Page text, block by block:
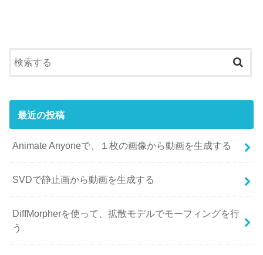
最近の投稿
Animate Anyoneで、１枚の画像から動画を生成する
SVDで静止画から動画を生成する
DiffMorpherを使って、拡散モデルでモーフィングを行
う